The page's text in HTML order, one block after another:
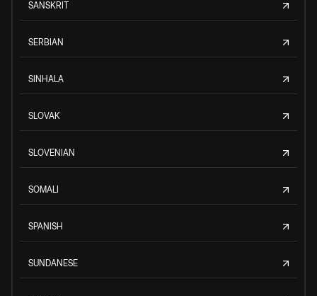
SANSKRIT
SERBIAN
SINHALA
SLOVAK
SLOVENIAN
SOMALI
SPANISH
SUNDANESE